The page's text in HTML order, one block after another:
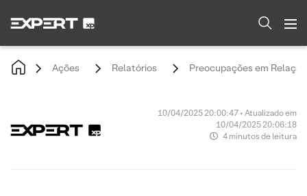
Ações Relatórios Preocupações em
10/04/2025 20:00:47 • Atualizado em
10/04/2025 20:06:18
4 minutos de leitura